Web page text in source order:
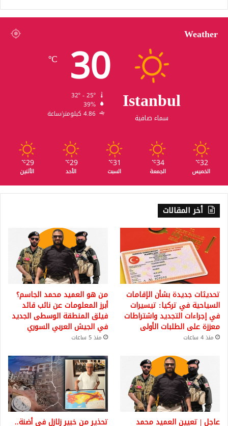
Weather
Istanbul
سماء صافية
30
℃
39%
4.86 كيلومتر/ساعة
32
℃
الخميس
34
℃
الجمعة
31
℃
السبت
29
℃
الأحد
29
℃
الأثنين
أخر المقالات
تحديثات جديدة بشأن الإقامات
السياحية في تركيا: تيسيرات
في إجراءات التجديد واشتراطات
معززة على الطلبات الأولى
منذ 4 ساعات
من هو العميد محمد الجاسم؟
أبرز المعلومات عن نائب قائد
فيلق المنطقة الوسطى الجديد
في الجيش العربي السوري
منذ 5 ساعات
عاجل | تعيين العميد محمد تحذير من خبير زلازل في أضنة..